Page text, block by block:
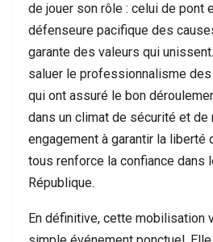
de jouer son rôle : celui de pont
défenseure pacifique des
garante des valeurs qui
saluer le professionnalisme
qui ont assuré le bon
dans un climat de sécurité et de
engagement à garantir la liberté
tous renforce la confiance dans
République.
En définitive, cette mobilisation